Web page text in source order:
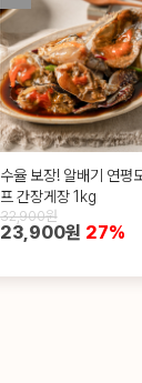
수율 보장! 알배기 연평
프 간장게장 1kg
32,900원
23,900원 27%